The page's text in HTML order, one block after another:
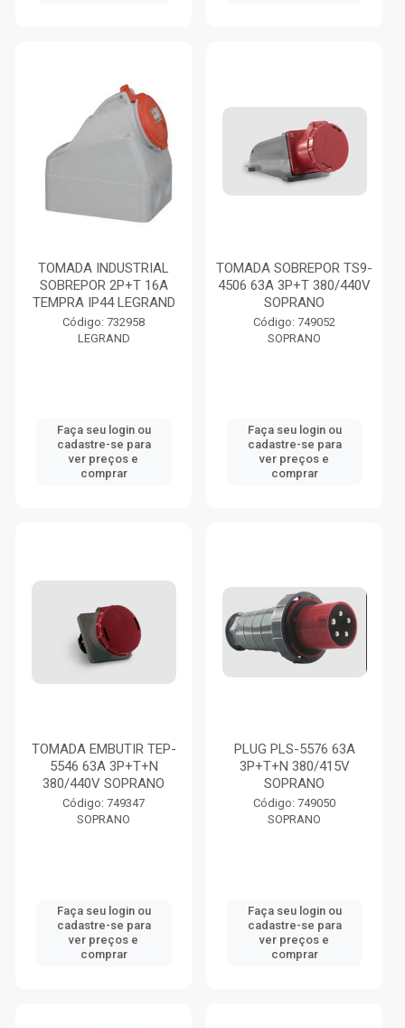
TOMADA INDUSTRIAL
SOBREPOR 2P+T 16A
TEMPRA IP44 LEGRAND
Código: 732958
LEGRAND
Faça seu login ou
cadastre-se para
ver preços e
comprar
TOMADA SOBREPOR TS9-
4506 63A 3P+T 380/440V
SOPRANO
Código: 749052
SOPRANO
Faça seu login ou
cadastre-se para
ver preços e
comprar
TOMADA EMBUTIR TEP-
5546 63A 3P+T+N
380/440V SOPRANO
Código: 749347
SOPRANO
Faça seu login ou
cadastre-se para
ver preços e
comprar
PLUG PLS-5576 63A
3P+T+N 380/415V
SOPRANO
Código: 749050
SOPRANO
Faça seu login ou
cadastre-se para
ver preços e
comprar